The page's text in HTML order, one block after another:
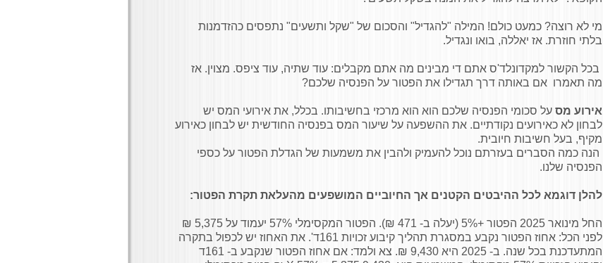
מי לא רוצה? כמעט כולם! המילה "להגדיל" והסכום של "שקל ותשעים" נתפסים כהזדמנות
בלתי חוזרת. אז יאללה, בואו ונגדיל.
בכל הקשור למקדונלד'ס אתם די מבינים מה אתם מקבלים: עוד שתיה, עוד ציפס. מצוין. אז
מה תאמרו אם באותה דרך תגדילו את הפטור על הפנסיה שלכם?
אירוע מס על סכומי הפנסיה שלכם הוא הוא מרכזי בחשיבותו. בכלל, את אירועי המס יש
לבחון לא כאירועים נקודתיים. את ההשפעה על שיעור המס בפנסיה החודשית יש לבחון כאירוע
מקיף, בעל חשיבות חיובית.
הנה כמה הסברים בעזרתם נוכל להעמיק ולהבין את משמעות של הגדלת הפטור על כספי
הפנסיה שלנו.
להלן דוגמא לכל ההיבטים הקטנים אך החיוביים המושפעים מהעלאת תקרת הפטור:
החל מינואר 2025 הפטור +5% (יעלה ב- 471 ₪). הפטור המקסימלי 57% יעמוד על 5,375 ₪
לפני הכל: אחוז הפטור נקבע במסגרת תהליך קיבוע זכויות 161ד'. את האחוז יש לכפול בתקרה
המתעדכנת בכל שנה. ב- 2025 היא 9,430 ₪. צא ולמד: אם אחוז הפטור שנקבע ב- 161ד